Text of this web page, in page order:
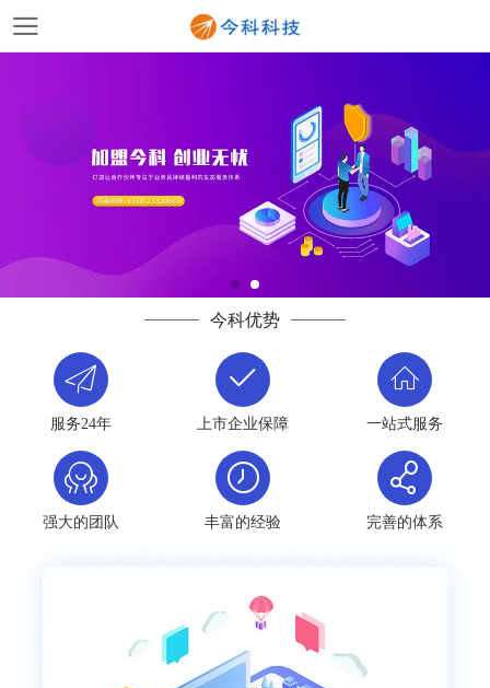
今科优势
服务24年 上市企业保障 一站式服务
强大的团队 丰富的经验 完善的体系